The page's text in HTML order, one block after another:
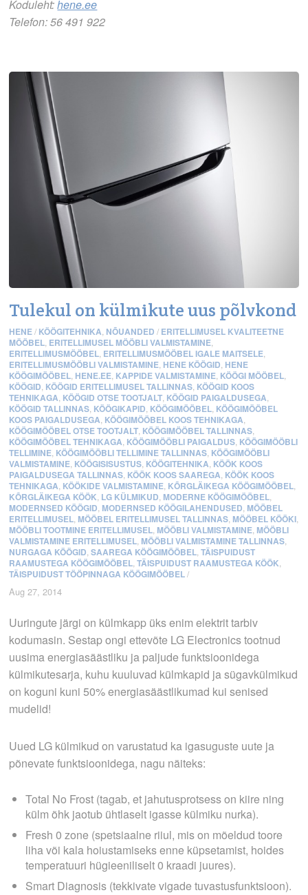
Koduleht:hene.ee
Telefon: 56 491 922
Tulekul on külmikute uus põlvkond
HENE / KÖÖGITEHNIKA, NÕUANDED / ERITELLIMUSEL KVALITEETNE
MÖÖBEL, ERITELLIMUSEL MÖÖBLI VALMISTAMINE,
ERITELLIMUSMÖÖBEL, ERITELLIMUSMÖÖBEL IGALE MAITSELE,
ERITELLIMUSMÖÖBLI VALMISTAMINE, HENE KÖÖGID, HENE
KÖÖGIMÖÖBEL, HENE.EE, KAPPIDE VALMISTAMINE, KÖÖGI MÖÖBEL,
KÖÖGID, KÖÖGID ERITELLIMUSEL TALLINNAS, KÖÖGID KOOS
TEHNIKAGA, KÖÖGID OTSE TOOTJALT, KÖÖGID PAIGALDUSEGA,
KÖÖGID TALLINNAS, KÖÖGIKAPID, KÖÖGIMÖÖBEL, KÖÖGIMÖÖBEL
KOOS PAIGALDUSEGA, KÖÖGIMÖÖBEL KOOS TEHNIKAGA,
KÖÖGIMÖÖBEL OTSE TOOTJALT, KÖÖGIMÖÖBEL TALLINNAS,
KÖÖGIMÖÖBEL TEHNIKAGA, KÖÖGIMÖÖBLI PAIGALDUS, KÖÖGIMÖÖBLI
TELLIMINE, KÖÖGIMÖÖBLI TELLIMINE TALLINNAS, KÖÖGIMÖÖBLI
VALMISTAMINE, KÖÖGISISUSTUS, KÖÖGITEHNIKA, KÖÖK KOOS
PAIGALDUSEGA TALLINNAS, KÖÖK KOOS SAAREGA, KÖÖK KOOS
TEHNIKAGA, KÖÖKIDE VALMISTAMINE, KÕRGLÄIKEGA KÖÖGIMÖÖBEL,
KÕRGLÄIKEGA KÖÖK, LG KÜLMIKUD, MODERNE KÖÖGIMÖÖBEL,
MODERNSED KÖÖGID, MODERNSED KÖÖGILAHENDUSED, MÖÖBEL
ERITELLIMUSEL, MÖÖBEL ERITELLIMUSEL TALLINNAS, MÖÖBEL KÖÖKI,
MÖÖBLI TOOTMINE ERITELLIMUSEL, MÖÖBLI VALMISTAMINE, MÖÖBLI
VALMISTAMINE ERITELLIMUSEL, MÖÖBLI VALMISTAMINE TALLINNAS,
NURGAGA KÖÖGID,SAAREGA KÖÖGIMÖÖBEL,TÄISPUIDUST
RAAMUSTEGA KÖÖGIMÖÖBEL,TÄISPUIDUST RAAMUSTEGA KÖÖK,
TÄISPUIDUST TÖÖPINNAGA KÖÖGIMÖÖBEL /
Aug 27, 2014
Uuringute järgi on külmkapp üks enim elektrit tarbiv
kodumasin. Sestap ongi ettevõte LG Electronics tootnud
uusima energiasäästliku ja paljude funktsioonidega
külmikutesarja, kuhu kuuluvad külmkapid ja sügavkülmikud
on koguni kuni 50% energiasäästlikumad kui senised
mudelid!
Uued LG külmikud on varustatud ka igasuguste uute ja
põnevate funktsioonidega, nagu näiteks:
Total No Frost (tagab, et jahutusprotsess on kiire ning
külm õhk jaotub ühtlaselt igasse külmiku nurka).
Fresh 0 zone (spetsiaalne riiul, mis on mõeldud toore
liha või kala hoiustamiseks enne küpsetamist, hoides
temperatuuri hügieeniliselt 0 kraadi juures).
Smart Diagnosis (tekkivate vigade tuvastusfunktsioon).